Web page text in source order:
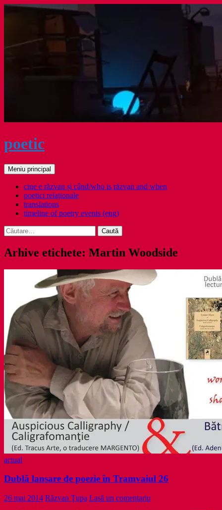
Sari
poetic
Caută
Meniu principal
cine e răzvan și când/who is răzvan and when
poetici relaţionale
translations
timeline of poetry events (eng)
Caută
după:
Arhive etichete: Martin Woodside
actual
Dublă lansare de poezie în Tramvaiul 26
26 mai 2014 Răzvan Țupa Lasă un comentariu